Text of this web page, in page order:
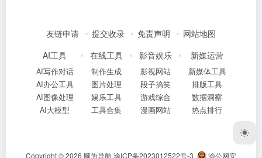
友链申请 提交收录 免责声明
网站地图
AI工具
AI写作对话
AI办公工具
AI图像处理
AI大模型
在线工具
制作生成
图片处理
娱乐工具
工具合集
影音娱乐
影视网站
段子搞笑
游戏综合
漫画网站
新媒运营
新媒体工具
排版工具
数据洞察
热点排行
Copyright © 2026 顺为导航渝ICP备2023012522号-3 渝公网安